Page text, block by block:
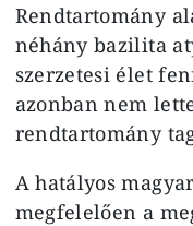
Rendtartomány
néhány bazilita
szerzetesi élet
azonban nem
rendtartomány
A hatályos
megfelelően a